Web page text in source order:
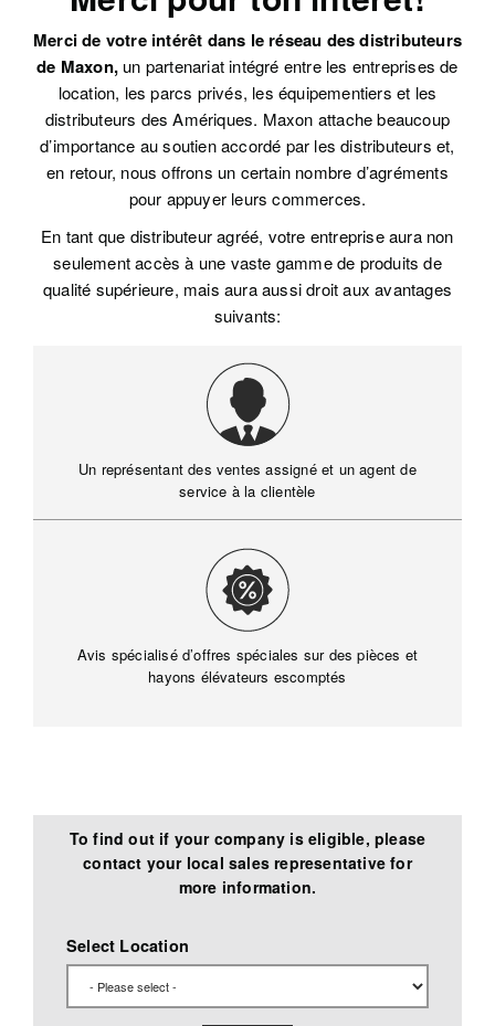
Merci de votre intérêt dans le réseau des distributeurs
de Maxon, un partenariat intégré entre les entreprises de
location, les parcs privés, les équipementiers et les
distributeurs des Amériques. Maxon attache beaucoup
d’importance au soutien accordé par les distributeurs et,
en retour, nous offrons un certain nombre d’agréments
pour appuyer leurs commerces.
En tant que distributeur agréé, votre entreprise aura non
seulement accès à une vaste gamme de produits de
qualité supérieure, mais aura aussi droit aux avantages
suivants:
Un représentant des ventes assigné et un agent de
service à la clientèle
Avis spécialisé d’offres spéciales sur des pièces et
hayons élévateurs escomptés
To find out if your company is eligible, please
contact your local sales representative for
more information.
Select Location